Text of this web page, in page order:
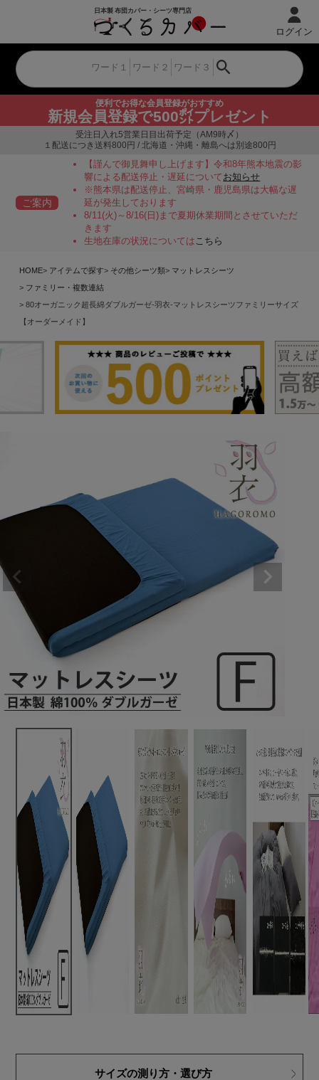
便利でお得な会員登録がおすすめ
新規会員登録で500㌽プレゼント
ログイン
受注日入れ5営業日目出荷予定（AM9時〆）
１配送につき送料800円 / 北海道・沖縄・離島へは別途800円
ご案内
【謹んで御見舞申し上げます】令和8年熊本地震の影
響による配送停止・遅延についてお知らせ
※熊本県は配送停止、宮崎県・鹿児島県は大幅な遅
延が発生しております
8/11(火)～8/16(日)まで夏期休業期間とさせていただ
きます
生地在庫の状況についてはこちら
HOME アイテムで探す その他シーツ類
マットレスシーツ
ファミリー・複数連結
80オーガニック超長綿ダブルガーゼ-羽衣-マットレスシーツファミリーサイズ
【オーダーメイド】
サイズの測り方・選び方